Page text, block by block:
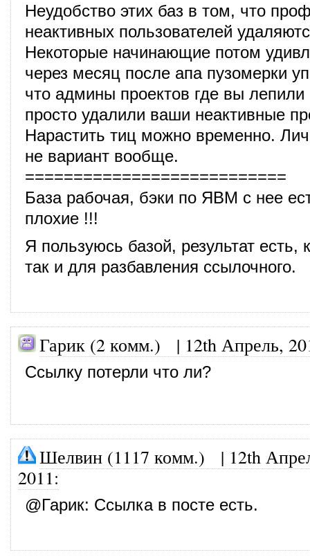
Неудобство этих баз в том, что
неактивных пользователей
Некоторые начинающие потом
через месяц после апа пузомерки
что админы проектов где вы лепили
просто удалили ваши неактивные
Нарастить тиц можно временно.
не вариант вообще.
===========================
База рабочая, бэки по ЯВМ с нее
плохие !!!
Я пользуюсь базой, результат есть,
так и для разбавления ссылочного.
Гарик (2 комм.) | 12th Апрель,
Ссылку потерли что ли?
Шелвин (1117 комм.) | 12th
2011:
@Гарик: Ссылка в посте есть.